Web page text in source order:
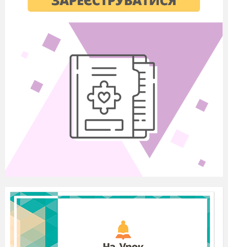
А нашою
Б пісенною
В літописною
2. Поезія В. Голобородько («Наша мова») закінчується
рядком:
А «тож хай знають вороги»
Б «на самоті мовчимо
В «у товаристві розмовляємо»
3. За який патріотичний вірш В. Сосюру було
4. Позначте рядки, які описують, у чому виявляється
образ образ України в поезії В. Сосюри «Любіть
Україну!»
А у книгах письменників
Б у повстанській пісні